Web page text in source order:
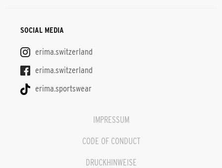
SOCIAL MEDIA
erima.switzerland
erima.switzerland
erima.sportswear
IMPRESSUM
CODE OF CONDUCT
DRUCKHINWEISE